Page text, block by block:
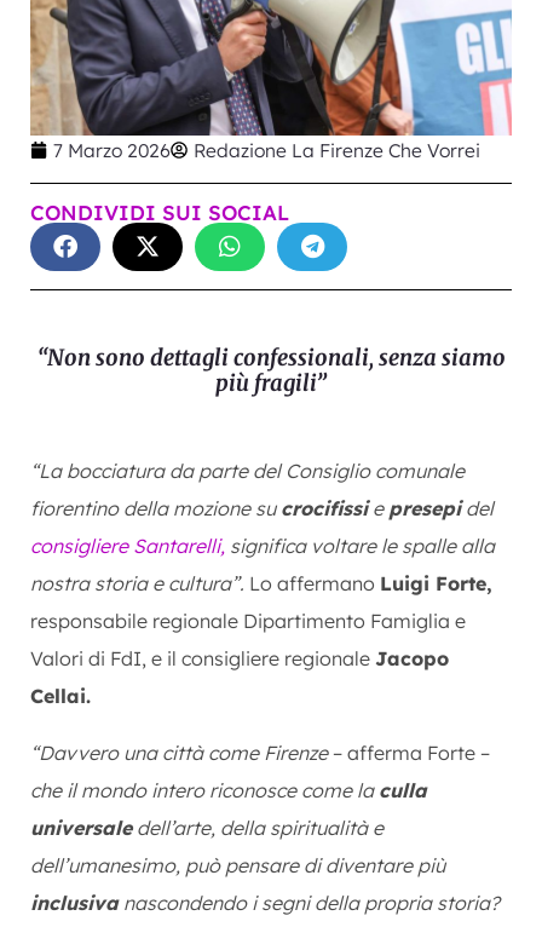
7 Marzo 2026 Redazione La Firenze Che Vorrei
CONDIVIDI SUI SOCIAL
“Non sono dettagli confessionali, senza siamo
più fragili”
“La bocciatura da parte del Consiglio comunale
fiorentino della mozione su crocifissie presepidel
consigliere Santarelli, significa voltare le spalle alla
nostra storia e cultura”. Lo affermano Luigi Forte,
responsabile regionale Dipartimento Famiglia e
Valori di FdI, e il consigliere regionale Jacopo
Cellai.
“Davvero una città come Firenze– afferma Forte –
che il mondo intero riconosce come la culla
universaledell’arte, della spiritualità e
dell’umanesimo, può pensare di diventare più
inclusivanascondendo i segni della propria storia?